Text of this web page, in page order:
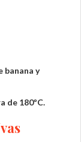
banana y
de 180ºC.